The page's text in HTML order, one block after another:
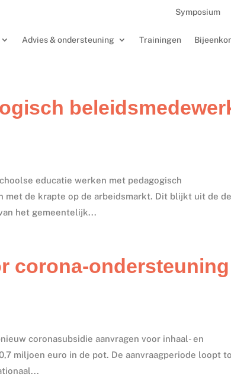
Symposium
Advies & ondersteuning Trainingen
educatie werken met pedagogisch
de krapte op de arbeidsmarkt. Dit blijkt uit de
het gemeentelijk...
corona-ondersteuning
coronasubsidie aanvragen voor inhaal- en
miljoen euro in de pot. De aanvraagperiode loopt